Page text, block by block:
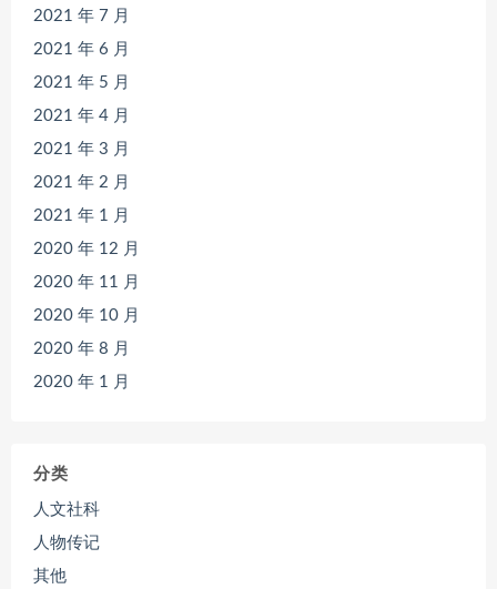
2021 年 7 月
2021 年 6 月
2021 年 5 月
2021 年 4 月
2021 年 3 月
2021 年 2 月
2021 年 1 月
2020 年 12 月
2020 年 11 月
2020 年 10 月
2020 年 8 月
2020 年 1 月
分类
人文社科
人物传记
其他